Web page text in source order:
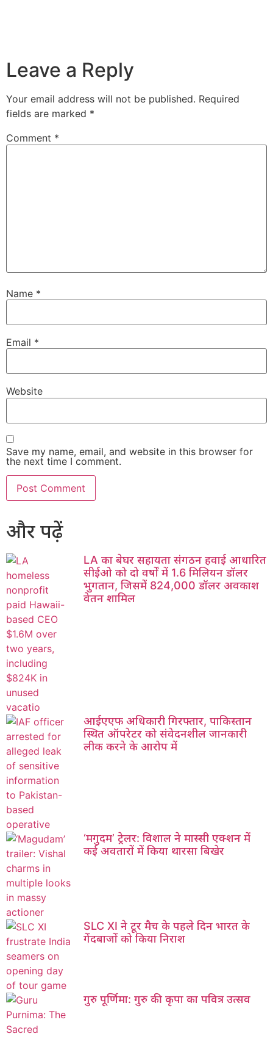
Leave a Reply
Your email address will not be published. Required
fields are marked *
Comment *
Name *
Email *
Website
Save my name, email, and website in this browser for
the next time I comment.
और पढ़ें
LA का बेघर सहायता संगठन हवाई आधारित
सीईओ को दो वर्षों में 1.6 मिलियन डॉलर
भुगतान, जिसमें 824,000 डॉलर अवकाश
वेतन शामिल
आईएएफ अधिकारी गिरफ्तार, पाकिस्तान
स्थित ऑपरेटर को संवेदनशील जानकारी
लीक करने के आरोप में
‘मगुदम’ ट्रेलर: विशाल ने मास्सी एक्शन में
कई अवतारों में किया थारसा बिखेर
SLC XI ने टूर मैच के पहले दिन भारत के
गेंदबाजों को किया निराश
गुरु पूर्णिमा: गुरु की कृपा का पवित्र उत्सव